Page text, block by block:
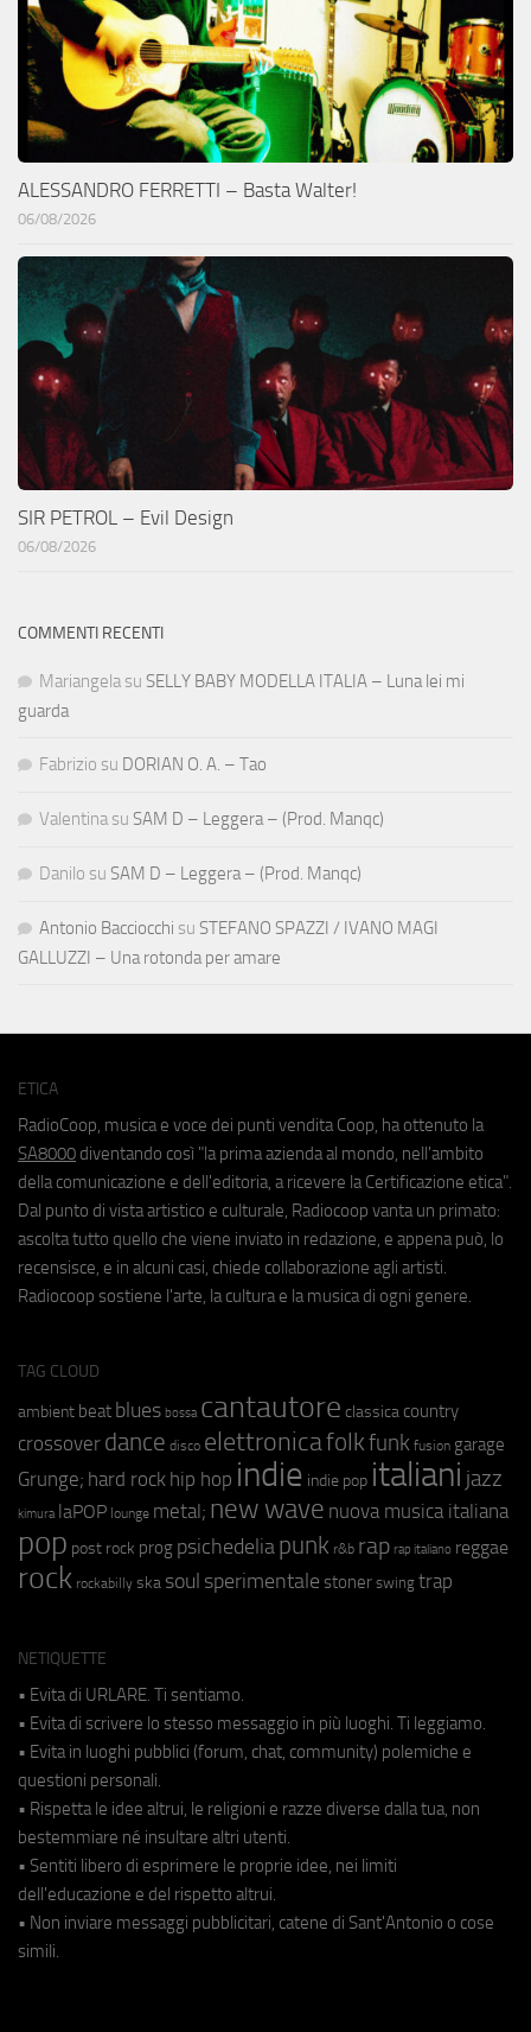
ALESSANDRO FERRETTI – Basta Walter!
06/08/2026
SIR PETROL – Evil Design
06/08/2026
COMMENTI RECENTI
Mariangela su SELLY BABY MODELLA ITALIA – Luna lei mi
guarda
Fabrizio su DORIAN O. A. – Tao
Valentina su SAM D – Leggera – (Prod. Manqc)
Danilo su SAM D – Leggera – (Prod. Manqc)
Antonio Bacciocchi su STEFANO SPAZZI / IVANO MAGI
GALLUZZI – Una rotonda per amare
ETICA
RadioCoop, musica e voce dei punti vendita Coop, ha ottenuto la
SA8000 diventando così "la prima azienda al mondo, nell'ambito
della comunicazione e dell'editoria, a ricevere la Certificazione etica".
Dal punto di vista artistico e culturale, Radiocoop vanta un primato:
ascolta tutto quello che viene inviato in redazione, e appena può, lo
recensisce, e in alcuni casi, chiede collaborazione agli artisti.
Radiocoop sostiene l'arte, la cultura e la musica di ogni genere.
TAG CLOUD
ambient beat blues bossa cantautore classica country
crossover dance disco elettronicafolkfunk fusion garage
Grunge; hard rock hip hop indie indie pop italiani jazz
kimura laPOP lounge metal; new wave nuova musica italiana
pop post rock prog psichedeliapunk r&b rap rap italiano reggae
rock rockabilly ska soul sperimentale stoner swing trap
NETIQUETTE
• Evita di URLARE. Ti sentiamo.
• Evita di scrivere lo stesso messaggio in più luoghi. Ti leggiamo.
• Evita in luoghi pubblici (forum, chat, community) polemiche e
questioni personali.
• Rispetta le idee altrui, le religioni e razze diverse dalla tua, non
bestemmiare né insultare altri utenti.
• Sentiti libero di esprimere le proprie idee, nei limiti
dell'educazione e del rispetto altrui.
• Non inviare messaggi pubblicitari, catene di Sant'Antonio o cose
simili.